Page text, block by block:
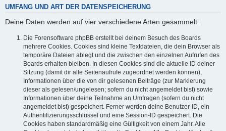
UMFANG UND ART DER DATENSPEICHERUNG
Deine Daten werden auf vier verschiedene Arten gesammelt:
Die Forensoftware phpBB erstellt bei deinem Besuch des Boards
mehrere Cookies. Cookies sind kleine Textdateien, die dein Browser als
temporäre Dateien ablegt und die zwischen den einzelnen Aufrufen des
Boards erhalten bleiben. In diesen Cookies sind die aktuelle ID deiner
Sitzung (damit dir alle Seitenaufrufe zugeordnet werden können),
Informationen über die von dir gelesenen Beiträge (zur Markierung
dieser als gelesen/ungelesen; sofern du nicht angemeldet bist) sowie
Informationen über deine Teilnahme an Umfragen (sofern du nicht
angemeldet bist) gespeichert. Ferner werden deine Benutzer-ID, ein
Authentifizierungsschlüssel und eine Session-ID gespeichert. Die
Cookies haben standardmäßig eine Gültigkeit von einem Jahr. Alle